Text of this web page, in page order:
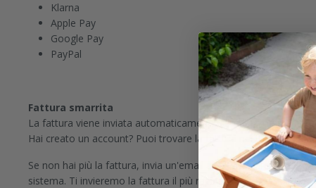
Klarna
Apple Pay
Google Pay
PayPal
Fattura smarrita
La fattura viene inviata automaticamente all'indirizzo email
Hai creato un account? Puoi trovare la fattura nel tuo account
Se non hai più la fattura, invia un'email al servizio clienti
sistema. Ti invieremo la fattura il più rapidamente possibile via